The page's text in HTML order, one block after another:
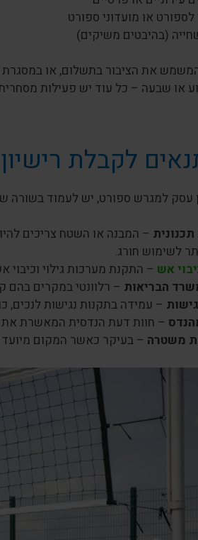
או מועדוני ספורט
(בהיבטים משיקים)
את הציבור בתשלום, או במסגרת
או שבעה – כל עוד יש פעילות
לקבלת
עסק למגרש ספורט, יש לעמוד בשורה
– המבנה או השטח צריכים
לשימוש חורג.
אש – התקנת מערכות גילוי וכיבוי
הבריאות – רלוונטי במקרים בהם
– עמידה בתקנות נגישות לנכים,
– חוות דעת הנדסית המאשרת את
משטרה – בעיקר כאשר המקום מיועד